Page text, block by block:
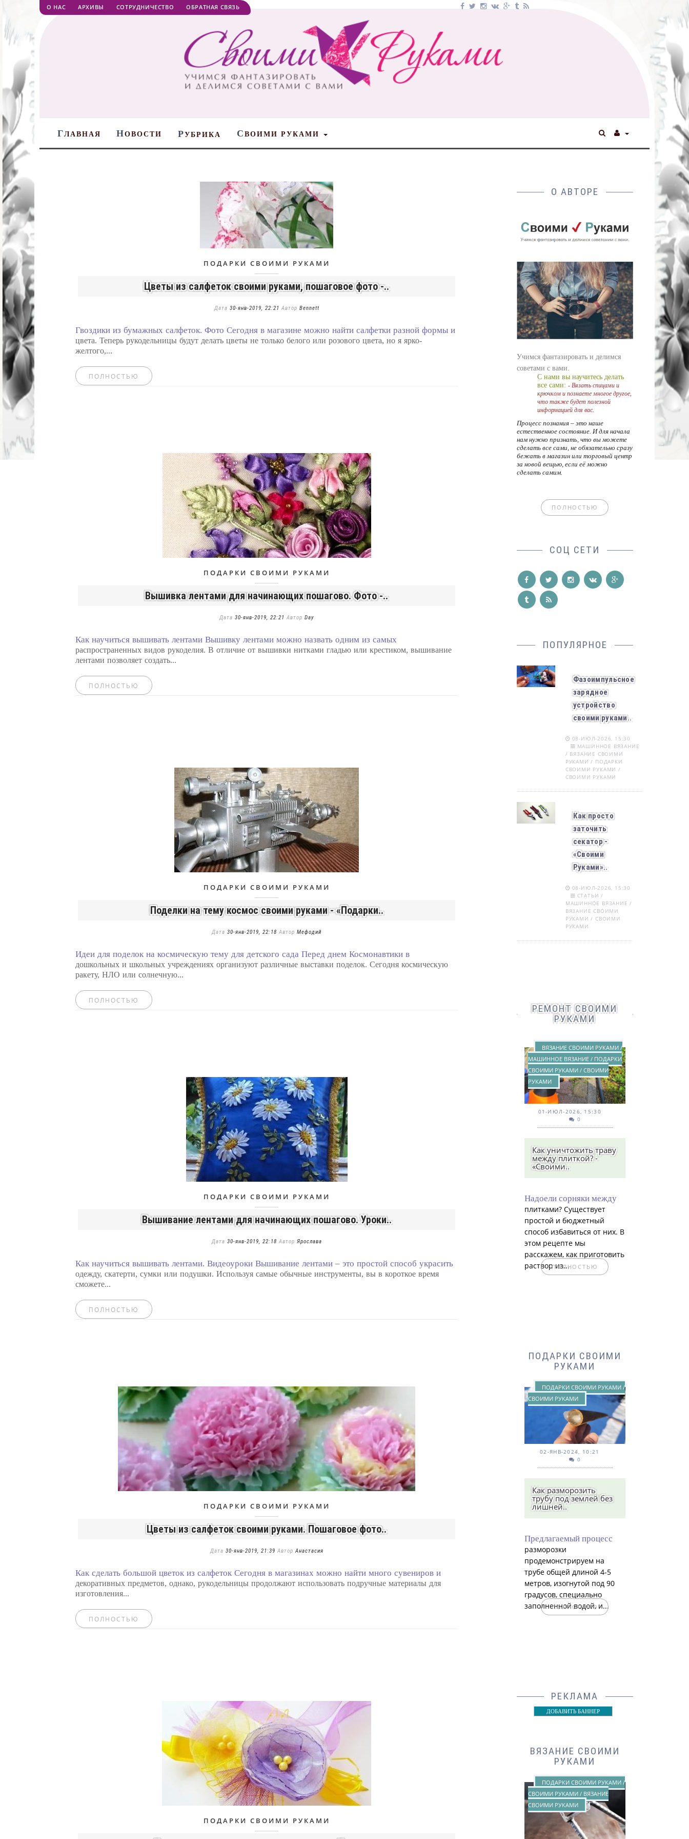
О НАС АРХИВЫ СОТРУДНИЧЕСТВО ОБРАТНАЯ СВЯЗЬ
ГЛАВНАЯ НОВОСТИ РУБРИКА СВОИМИ РУКАМИ
ПОДАРКИ СВОИМИ РУКАМИ
Цветы из салфеток своими руками, пошаговое фото -..
Дата 30-янв-2019, 22:21 Автор Bennett
Гвоздики из бумажных салфеток. Фото Сегодня в магазине можно найти салфетки разной формы и
цвета. Теперь рукодельницы будут делать цветы не только белого или розового цвета, но я ярко-
желтого,...
ПОЛНОСТЬЮ
ПОДАРКИ СВОИМИ РУКАМИ
Вышивка лентами для начинающих пошагово. Фото -..
Дата30-янв-2019, 22:21 АвторDay
Как научиться вышивать лентами Вышивку лентами можно назвать одним из самых
распространенных видов рукоделия. В отличие от вышивки нитками гладью или крестиком, вышивание
лентами позволяет создать...
ПОЛНОСТЬЮ
ПОДАРКИ СВОИМИ РУКАМИ
Поделки на тему космос своими руками - «Подарки..
Дата30-янв-2019, 22:18 АвторМефодий
Идеи для поделок на космическую тему для детского сада Перед днем Космонавтики в
дошкольных и школьных учреждениях организуют различные выставки поделок. Сегодня космическую
ракету, НЛО или солнечную...
ПОЛНОСТЬЮ
ПОДАРКИ СВОИМИ РУКАМИ
Вышивание лентами для начинающих пошагово. Уроки..
Дата 30-янв-2019, 22:18 Автор Ярослава
Как научиться вышивать лентами. Видеоуроки Вышивание лентами – это простой способ украсить
одежду, скатерти, сумки или подушки. Используя самые обычные инструменты, вы в короткое время
сможете...
ПОЛНОСТЬЮ
ПОДАРКИ СВОИМИ РУКАМИ
Цветы из салфеток своими руками. Пошаговое фото..
Дата 30-янв-2019, 21:39 АвторАнастасия
Как сделать большой цветок из салфеток Сегодня в магазинах можно найти много сувениров и
декоративных предметов, однако, рукодельницы продолжают использовать подручные материалы для
изготовления...
ПОЛНОСТЬЮ
ПОДАРКИ СВОИМИ РУКАМИ
О АВТОРЕ
Учимся фантазировать и делимся
советами с вами.
С нами вы научитесь делать
все сами: - Вязать спицами и
крючком и познаете многое другое,
что также будет полезной
информацией для вас.
Процесс познания – это наше
естественное состояние. И для начала
нам нужно признать, что вы можете
сделать все сами, не обязательно сразу
бежать в магазин или торговый центр
за новой вещью, если её можно
сделать самим.
ПОЛНОСТЬЮ
СОЦ СЕТИ
ПОПУЛЯРНОЕ
Фазоимпульсное
зарядное
устройство
своими руками..
08-ИЮЛ-2026, 15:30
МАШИННОЕ ВЯЗАНИЕ
/ ВЯЗАНИЕ СВОИМИ
РУКАМИ / ПОДАРКИ
СВОИМИ РУКАМИ /
СВОИМИ РУКАМИ
Как просто
заточить
секатор -
«Своими
Руками»..
08-ИЮЛ-2026, 15:30
СТАТЬИ /
МАШИННОЕ ВЯЗАНИЕ /
ВЯЗАНИЕ СВОИМИ
РУКАМИ / СВОИМИ
РУКАМИ
РЕМОНТ СВОИМИ
РУКАМИ
ВЯЗАНИЕ СВОИМИ РУКАМИ /
МАШИННОЕ ВЯЗАНИЕ / ПОДАРКИ
СВОИМИ РУКАМИ / СВОИМИ
РУКАМИ
01-ИЮЛ-2026, 15:30
0
Как уничтожить траву
между плиткой? -
«Своими..
Надоели сорняки между
плитками? Существует
простой и бюджетный
способ избавиться от них. В
этом рецепте мы
расскажем, как приготовить
раствор из...ПОЛНОСТЬЮ
ПОДАРКИ СВОИМИ
РУКАМИ
ПОДАРКИ СВОИМИ РУКАМИ /
СВОИМИ РУКАМИ
02-ЯНВ-2024, 10:21
0
Как разморозить
трубу под землей без
лишней..
Предлагаемый процесс
разморозки
продемонстрируем на
трубе общей длиной 4-5
метров, изогнутой под 90
градусов, специально
заполненной водой, и...
ПОЛНОСТЬЮ
РЕКЛАМА
ДОБАВИТЬ БАННЕР
ВЯЗАНИЕ СВОИМИ
РУКАМИ
ПОДАРКИ СВОИМИ РУКАМИ /
СВОИМИ РУКАМИ / ВЯЗАНИЕ
СВОИМИ РУКАМИ